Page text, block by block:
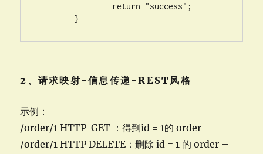
	}
2、请求映射-信息传递-REST风格
示例：
/order/1 HTTP GET ：得到id = 1的 order –
/order/1 HTTP DELETE：删除 id = 1 的 order –